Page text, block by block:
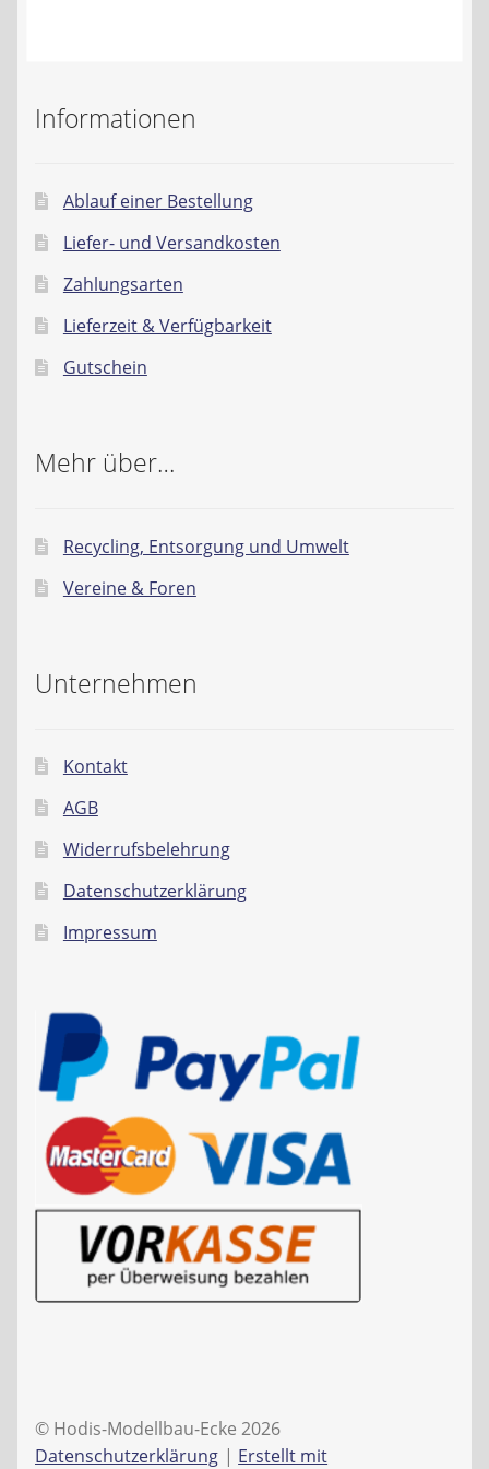
Widerrufsbelehrung
Datenschutzerklärung
Impressum
Informationen
Ablauf einer Bestellung
Liefer- und Versandkosten
Zahlungsarten
Lieferzeit & Verfügbarkeit
Gutschein
Mehr über…
Recycling, Entsorgung und Umwelt
Vereine & Foren
Unternehmen
Kontakt
AGB
Widerrufsbelehrung
Datenschutzerklärung
Impressum
© Hodis-Modellbau-Ecke 2026
Datenschutzerklärung
Erstellt mit